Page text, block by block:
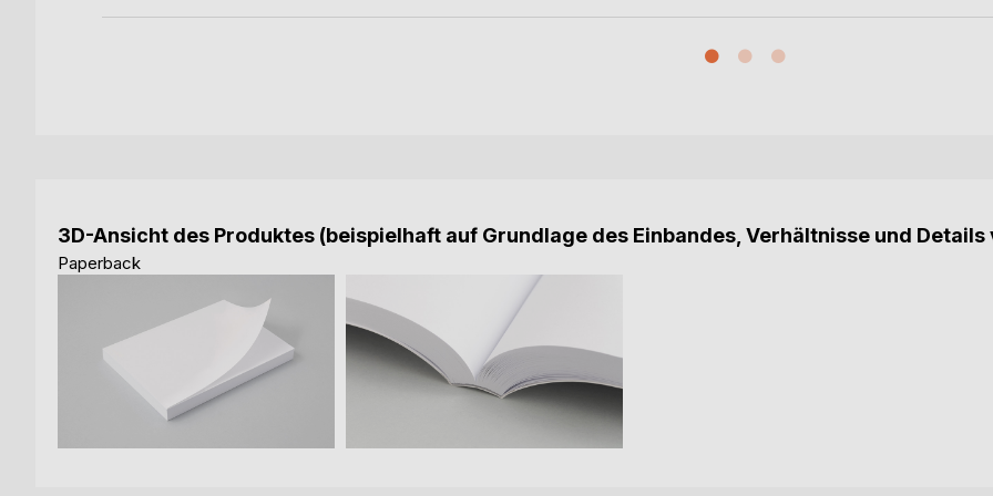
3D-Ansicht des Produktes (beispielhaft auf Grundlage des Einbandes, Verhältnisse und
Paperback